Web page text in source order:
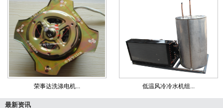
荣事达洗涤电机... 低温风冷冷水机组...
最新资讯